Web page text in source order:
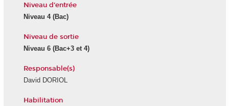
Niveau d'entrée
Niveau 4(Bac)
Niveau de sortie
Niveau 6(Bac+3 et 4)
Responsable(s)
David DORIOL
Habilitation